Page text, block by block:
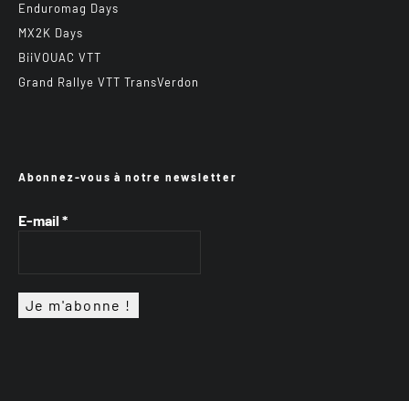
Enduromag Days
MX2K Days
BiiVOUAC VTT
Grand Rallye VTT TransVerdon
Abonnez-vous à notre newsletter
E-mail *